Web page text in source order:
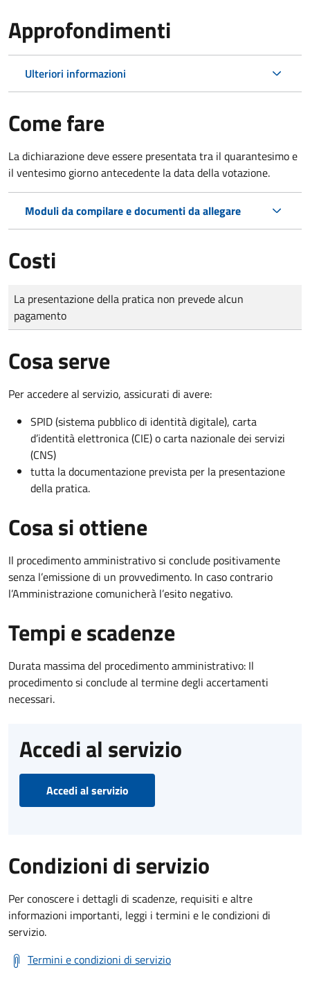
Approfondimenti
Ulteriori informazioni
Come fare
La dichiarazione deve essere presentata tra il quarantesimo e
il ventesimo giorno antecedente la data della votazione.
Moduli da compilare e documenti da allegare
Costi
Tipo di pagamento
Importo
La presentazione della pratica non prevede alcun
pagamento
Cosa serve
Per accedere al servizio, assicurati di avere:
SPID (sistema pubblico di identità digitale), carta
d’identità elettronica (CIE) o carta nazionale dei servizi
(CNS)
tutta la documentazione prevista per la presentazione
della pratica.
Cosa si ottiene
Il procedimento amministrativo si conclude positivamente
senza l’emissione di un provvedimento. In caso contrario
l’Amministrazione comunicherà l’esito negativo.
Tempi e scadenze
Durata massima del procedimento amministrativo: Il
procedimento si conclude al termine degli accertamenti
necessari.
Accedi al servizio
Accedi al servizio
Condizioni di servizio
Per conoscere i dettagli di scadenze, requisiti e altre
informazioni importanti, leggi i termini e le condizioni di
servizio.
Termini e condizioni di servizio